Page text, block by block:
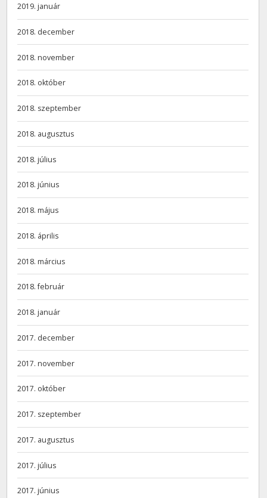
2019. január
2018. december
2018. november
2018. október
2018. szeptember
2018. augusztus
2018. július
2018. június
2018. május
2018. április
2018. március
2018. február
2018. január
2017. december
2017. november
2017. október
2017. szeptember
2017. augusztus
2017. július
2017. június